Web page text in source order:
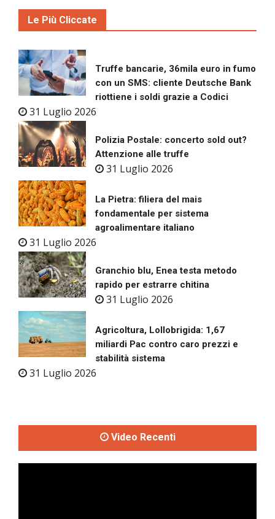
Le Più Cliccate
Truffe bancarie, 36mila euro in fumo
con un SMS: cliente Deutsche Bank
riottiene i soldi grazie a Codici
31 Luglio 2026
Polizia Postale: concerto sold out?
Attenzione alle truffe
31 Luglio 2026
La Pietra: filiera del mais
fondamentale per sistema
agroalimentare italiano
31 Luglio 2026
Granchio blu, Enea testa metodo
rapido per estrarre chitina
31 Luglio 2026
Agricoltura, Lollobrigida: 1,67
miliardi Pac contro caro prezzi e
stabilità sistema
31 Luglio 2026
Video Recenti